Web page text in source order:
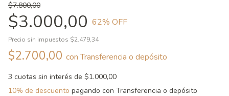
$7.800,00
$3.000,00 62% OFF
Precio sin impuestos $2.479,34
$2.700,00 con Transferencia o depósito
3 cuotas sin interés de $1.000,00
10% de descuento pagando con Transferencia o depósito